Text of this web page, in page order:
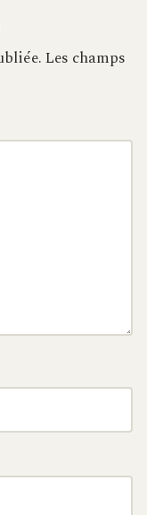
Les champs